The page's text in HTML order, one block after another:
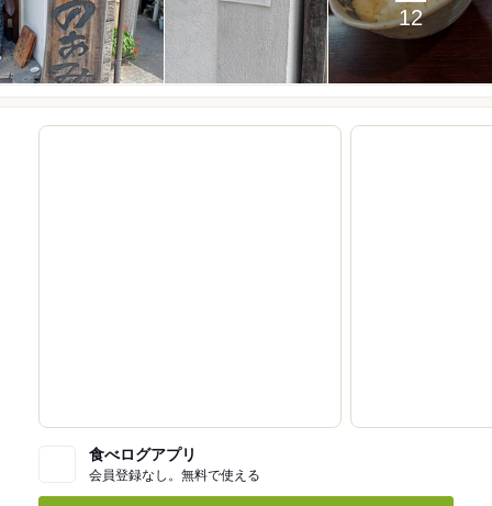
12
食べログアプリ
会員登録なし。無料で使える